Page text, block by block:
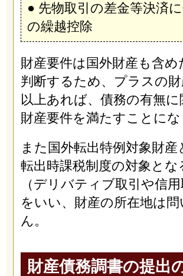
● 先物取引の差金等決済
の繰越控除
財産要件は国外財産も含め
判断するため、プラスの財
以上あれば、債務の有無
財産要件を満たすことにな
また国外転出特例対象財産
転出時課税制度の対象とな
（デリバティブ取引や信用
をいい、財産の所在地は問
ん。
財産債務調書の提出